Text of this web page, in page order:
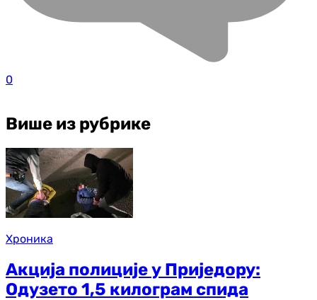
0
Више из рубрике
Хроника
Акција полиције у Приједору:
Одузето 1,5 килограм спида